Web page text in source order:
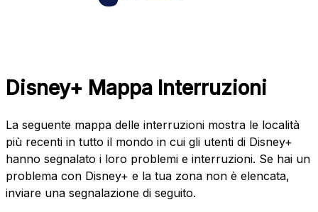
Disney+ Mappa Interruzioni
La seguente mappa delle interruzioni mostra le località
più recenti in tutto il mondo in cui gli utenti di Disney+
hanno segnalato i loro problemi e interruzioni. Se hai un
problema con Disney+ e la tua zona non è elencata,
inviare una segnalazione di seguito.